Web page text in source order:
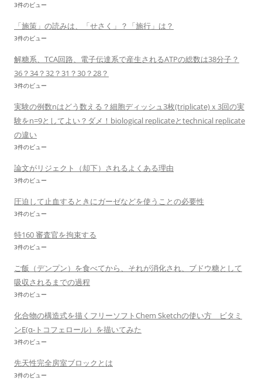
3件のビュー
「施策」の読みは、「せさく」？「施行」は？
3件のビュー
解糖系、TCA回路、電子伝達系で産生されるATPの総数は38分子？
36？34？32？31？30？28？
3件のビュー
実験の例数nはどう数える？細胞ディッシュ3枚(triplicate)ｘ3回の実
験をn=9としてよい？ダメ！biological replicateとtechnical replicate
の違い
3件のビュー
論文がリジェクト（却下）されるよくある理由
3件のビュー
圧迫して止血するときにガーゼなどを使うことの必要性
3件のビュー
特160 審査官を拘束する
3件のビュー
ご飯（デンプン）を食べてから、それが消化され、ブドウ糖として
吸収されるまでの過程
3件のビュー
化合物の構造式を描くフリーソフトChem Sketchの使い方 ビタミ
ンE(α-トコフェロール）を描いてみた
3件のビュー
先天性完全房室ブロックとは
3件のビュー